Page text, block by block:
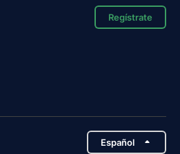
Regístrate
Español